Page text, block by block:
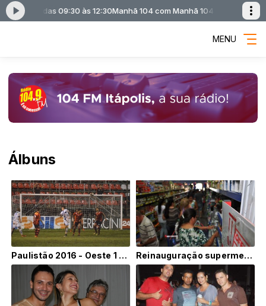
das 09:30 às 12:30Manhã 104 com Manhã 104 (Adriano Bolla
MENU
Álbuns
Paulistão 2016 - Oeste 1 x 0 Água Santa Reinauguração supermercado Reghini